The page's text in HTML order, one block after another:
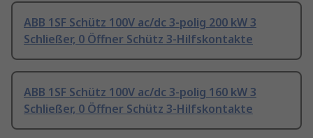
ABB 1SF Schütz 100V ac/dc 3-polig 200 kW 3
Schließer, 0 Öffner Schütz 3-Hilfskontakte
ABB 1SF Schütz 100V ac/dc 3-polig 160 kW 3
Schließer, 0 Öffner Schütz 3-Hilfskontakte